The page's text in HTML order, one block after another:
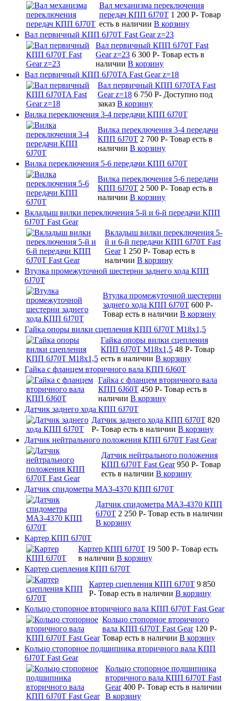
Вал механизма переключения
передач КПП 6J70T 1 200 P- Товар
есть в наличии В корзину
Вал первичный КПП 6J70T Fast Gear z=23
Вал первичный КПП 6J70T Fast
Gear z=23 6 300 P- Товар есть в
наличии В корзину
Вал первичный КПП 6J70TA Fast Gear z=18
Вал первичный КПП 6J70TA Fast
Gear z=18 6 750 P- Доступно под
заказ В корзину
Вилка переключения 3-4 передачи КПП 6J70T
Вилка переключения 3-4 передачи
КПП 6J70T 2 700 P- Товар есть в
наличии В корзину
Вилка переключения 5-6 передачи КПП 6J70T
Вилка переключения 5-6 передачи
КПП 6J70T 2 500 P- Товар есть в
наличии В корзину
Вкладыш вилки переключения 5-й и 6-й передачи КПП
6J70T Fast Gear
Вкладыш вилки переключения 5-
й и 6-й передачи КПП 6J70T Fast
Gear 1 250 P- Товар есть в
наличии В корзину
Втулка промежуточной шестерни заднего хода КПП
6J70T
Втулка промежуточной шестерни
заднего хода КПП 6J70T 600 P-
Товар есть в наличии В корзину
Гайка опоры вилки сцепления КПП 6J70T М18х1,5
Гайка опоры вилки сцепления
КПП 6J70T М18х1,5 48 P- Товар
есть в наличии В корзину
Гайка с фланцем вторичного вала КПП 6J60T
Гайка с фланцем вторичного вала
КПП 6J60T 450 P- Товар есть в
наличии В корзину
Датчик заднего хода КПП 6J70T
Датчик заднего хода КПП 6J70T 820
P- Товар есть в наличии В корзину
Датчик нейтрального положения КПП 6J70T Fast Gear
Датчик нейтрального положения
КПП 6J70T Fast Gear 950 P- Товар
есть в наличии В корзину
Датчик спидометра МАЗ-4370 КПП 6J70T
Датчик спидометра МАЗ-4370 КПП
6J70T 2 250 P- Товар есть в наличии
В корзину
Картер КПП 6J70T
Картер КПП 6J70T 19 500 P- Товар есть
в наличии В корзину
Картер сцепления КПП 6J70T
Картер сцепления КПП 6J70T 9 850
P- Товар есть в наличии В корзину
Кольцо стопорное вторичного вала КПП 6J70T Fast Gear
Кольцо стопорное вторичного
вала КПП 6J70T Fast Gear 120 P-
Товар есть в наличии В корзину
Кольцо стопорное подшипника вторичного вала КПП
6J70T Fast Gear
Кольцо стопорное подшипника
вторичного вала КПП 6J70T Fast
Gear 400 P- Товар есть в наличии
В корзину